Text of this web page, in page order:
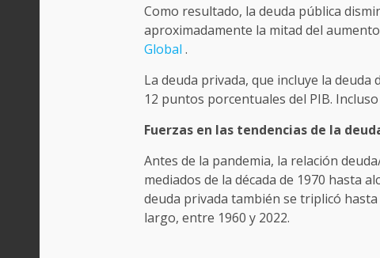
Como resultado, la deuda pública
aproximadamente la mitad del
Global .
La deuda privada, que incluye la
12 puntos porcentuales del PIB.
Fuerzas en las tendencias de la
Antes de la pandemia, la relación
mediados de la década de 1970 hasta
deuda privada también se triplicó
largo, entre 1960 y 2022.